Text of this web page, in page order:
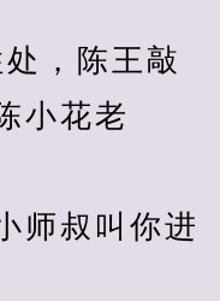
，陈王敲
小花老
叔叫你进